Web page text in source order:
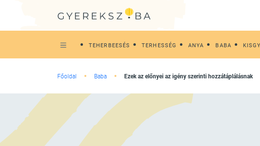
TEHERBEESÉS TERHESSÉG ANYA BABA
Főoldal Baba Ezek az előnyei az igény szerinti hozzátáplálásnak